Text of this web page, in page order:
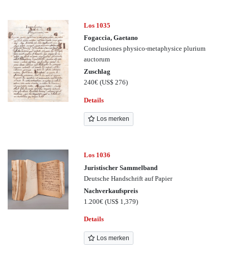
Los 1035
Fogaccia, Gaetano
Conclusiones physico-metaphysice plurium
auctorum
Zuschlag
240€(US$ 276)
Details
Los merken
Los 1036
Juristischer Sammelband
Deutsche Handschrift auf Papier
Nachverkaufspreis
1.200€(US$ 1,379)
Details
Los merken